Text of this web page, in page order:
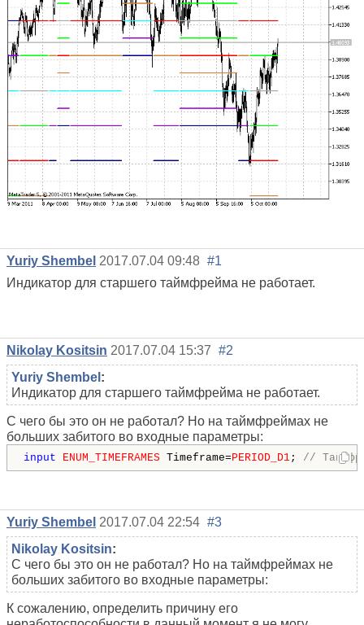
Yuriy Shembel 2017.07.04 09:48 #1
Индикатор для старшего таймфрейма не работает.
Nikolay Kositsin 2017.07.04 15:37 #2
Yuriy Shembel :
Индикатор для старшего таймфрейма не работает.
С чего бы это он не работал? Но на таймфреймах не
больших забитого во входные параметры:
input ENUM_TIMEFRAMES Timeframe=PERIOD_D1; //
Yuriy Shembel 2017.07.04 22:54 #3
Nikolay Kositsin:
С чего бы это он не работал? Но на таймфреймах не
больших забитого во входные параметры:
К сожалению, определить причину его